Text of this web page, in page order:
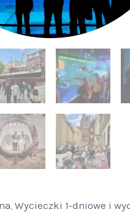
Wycieczki 1-dniowe i